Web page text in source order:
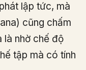
lập tức, mà
cũng chấm
là nhờ chế độ
tập mà có tính